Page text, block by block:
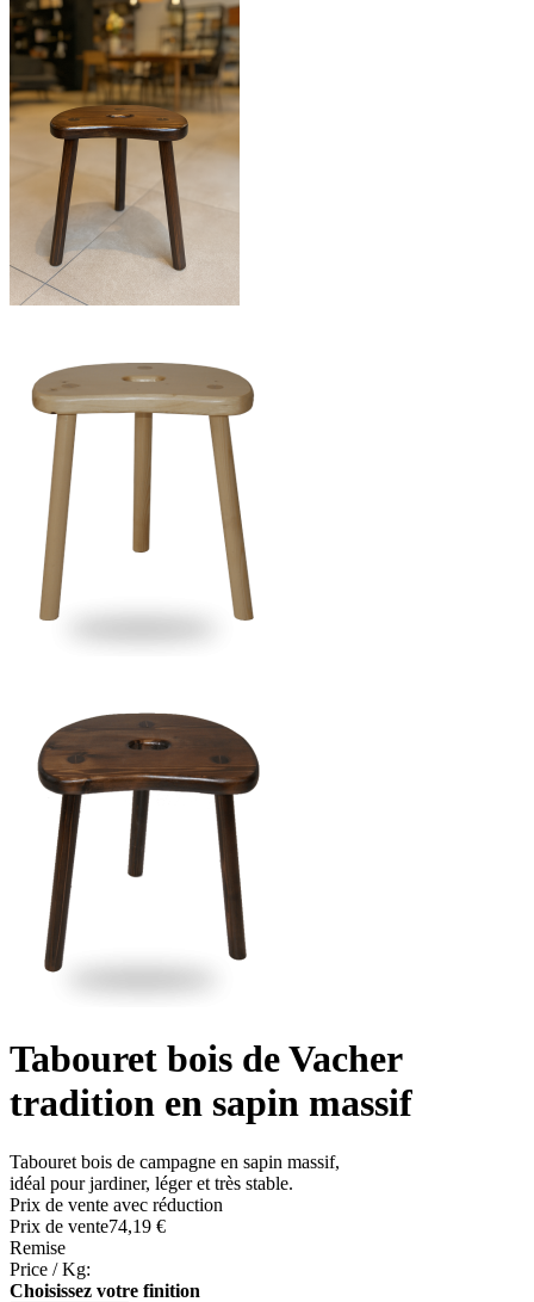
Tabouret bois de Vacher
tradition en sapin massif
Tabouret bois de campagne en sapin massif,
idéal pour jardiner, léger et très stable.
Prix de vente avec réduction
Prix ​​de vente74,19 €
Remise
Price / Kg:
Choisissez votre finition